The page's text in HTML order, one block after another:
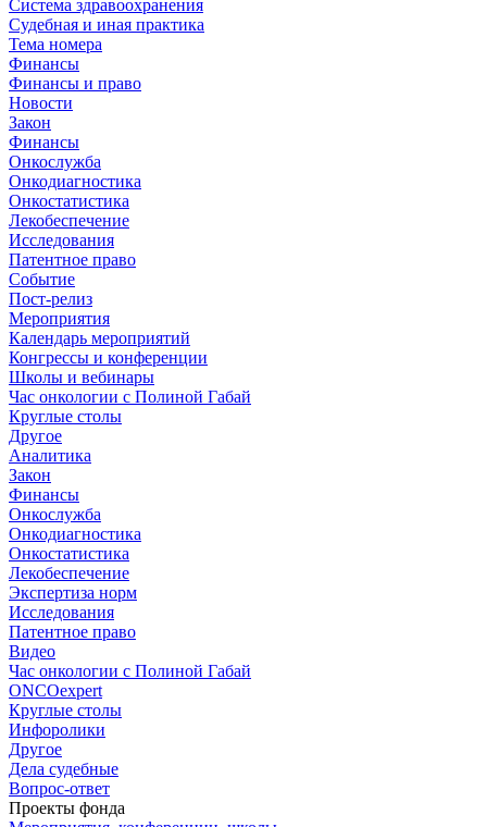
Система здравоохранения
Судебная и иная практика
Тема номера
Финансы
Финансы и право
Новости
Закон
Финансы
Онкослужба
Онкодиагностика
Онкостатистика
Лекобеспечение
Исследования
Патентное право
Событие
Пост-релиз
Мероприятия
Календарь мероприятий
Конгрессы и конференции
Школы и вебинары
Час онкологии с Полиной Габай
Круглые столы
Другое
Аналитика
Закон
Финансы
Онкослужба
Онкодиагностика
Онкостатистика
Лекобеспечение
Экспертиза норм
Исследования
Патентное право
Видео
Час онкологии с Полиной Габай
ONCOexpert
Круглые столы
Инфоролики
Другое
Дела судебные
Вопрос-ответ
Проекты фонда